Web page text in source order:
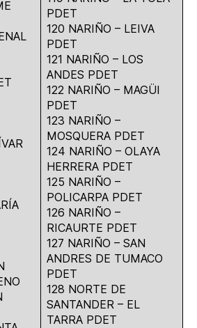
PDET
120 NARIÑO – LEIVA
PDET
121 NARIÑO – LOS
ANDES PDET
122 NARIÑO – MAGÜI
PDET
123 NARIÑO –
MOSQUERA PDET
124 NARIÑO – OLAYA
HERRERA PDET
125 NARIÑO –
POLICARPA PDET
126 NARIÑO –
RICAURTE PDET
127 NARIÑO – SAN
ANDRES DE TUMACO
PDET
128 NORTE DE
SANTANDER – EL
TARRA PDET